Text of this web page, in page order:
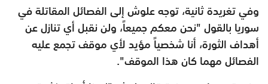
وفي تغريدة ثانية، توجه علوش إلى الفصائل المقاتلة في
سوريا بالقول "نحن معكم جميعاً، ولن نقبل أي تنازل عن
أهداف الثورة، أنا شخصياً مؤيد لأي موقف تجمع عليه
الفصائل مهما كان هذا الموقف".